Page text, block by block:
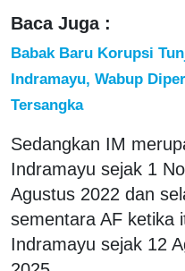
Baca Juga :
Babak Baru Korupsi
Indramayu, Wabup
Tersangka
Sedangkan IM
Indramayu sejak 1
Agustus 2022 dan
sementara AF ketika
Indramayu sejak 12